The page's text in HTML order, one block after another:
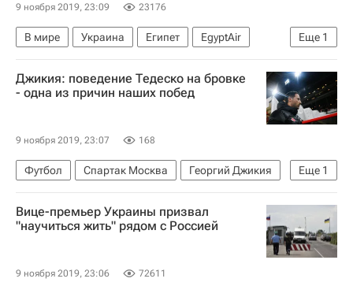
9 ноября 2019, 23:09 23176
Еще 1
В мире Украина Египет
EgyptAir
Шарм-эш-Шейх
Джикия: поведение Тедеско на бровке
- одна из причин наших побед
9 ноября 2019, 23:07 168
Еще 1
Футбол Спартак Москва
Георгий Джикия
Доменико Тедеско
Вице-премьер Украины призвал
"научиться жить" рядом с Россией
9 ноября 2019, 23:06 72611